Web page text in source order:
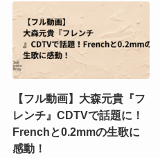
【フル動画】大森元貴『フ
レンチ』CDTVで話題に！
Frenchと0.2mmの生歌に
感動！